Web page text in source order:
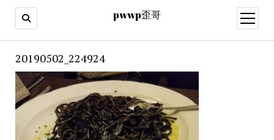
pwwp歪哥
open
menu
20190502_224924